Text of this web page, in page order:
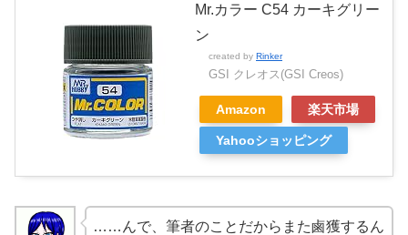
Mr.カラー C54 カーキグリー
ン
created by Rinker
GSI クレオス(GSI Creos)
Amazon 楽天市場
Yahooショッピング
……んで、筆者のことだからまた鹵獲するん